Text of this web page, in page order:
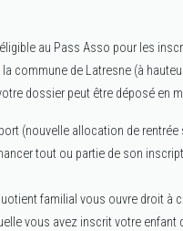
au Pass Asso pour les
commune de Latresne (à
dossier peut être déposé en
(nouvelle allocation de
tout ou partie de son
familial vous ouvre droit à
vous avez inscrit votre enfant